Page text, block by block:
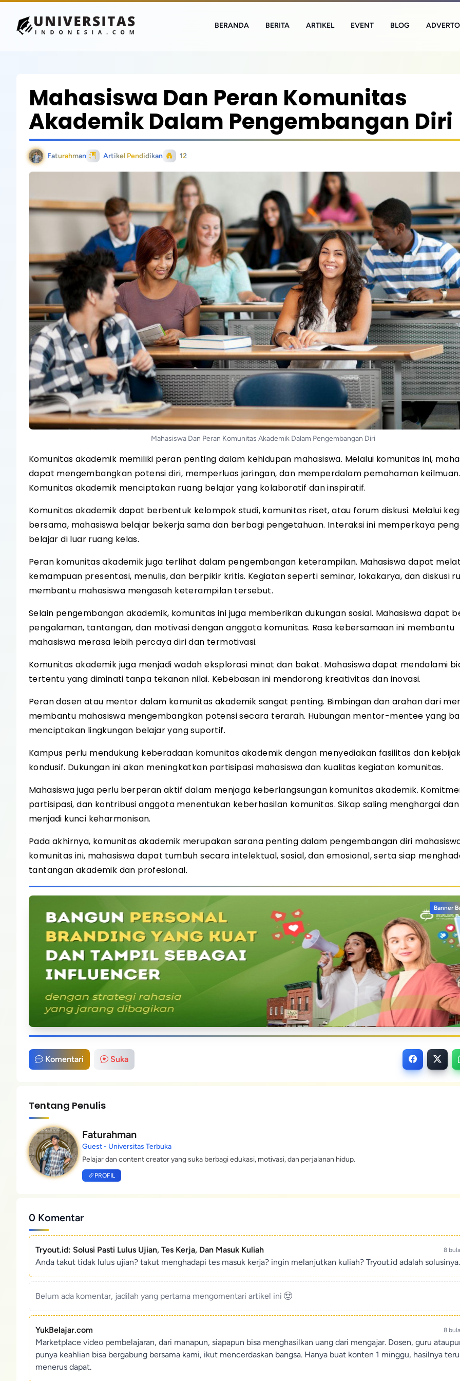
BERANDA BERITA ARTIKEL EVENT BLOG
Mahasiswa Dan Peran Komunitas
Akademik Dalam Pengembangan Diri
Faturahman Artikel Pendidikan 12
Mahasiswa Dan Peran Komunitas Akademik Dalam Pengembangan Diri
Komunitas akademik memiliki peran penting dalam kehidupan mahasiswa. Melalui komunitas ini,
dapat mengembangkan potensi diri, memperluas jaringan, dan memperdalam pemahaman keilmuan.
Komunitas akademik menciptakan ruang belajar yang kolaboratif dan inspiratif.
Komunitas akademik dapat berbentuk kelompok studi, komunitas riset, atau forum diskusi. Melalui
bersama, mahasiswa belajar bekerja sama dan berbagi pengetahuan. Interaksi ini memperkaya
belajar di luar ruang kelas.
Peran komunitas akademik juga terlihat dalam pengembangan keterampilan. Mahasiswa dapat
kemampuan presentasi, menulis, dan berpikir kritis. Kegiatan seperti seminar, lokakarya, dan diskusi
membantu mahasiswa mengasah keterampilan tersebut.
Selain pengembangan akademik, komunitas ini juga memberikan dukungan sosial. Mahasiswa dapat
pengalaman, tantangan, dan motivasi dengan anggota komunitas. Rasa kebersamaan ini membantu
mahasiswa merasa lebih percaya diri dan termotivasi.
Komunitas akademik juga menjadi wadah eksplorasi minat dan bakat. Mahasiswa dapat mendalami
tertentu yang diminati tanpa tekanan nilai. Kebebasan ini mendorong kreativitas dan inovasi.
Peran dosen atau mentor dalam komunitas akademik sangat penting. Bimbingan dan arahan dari
membantu mahasiswa mengembangkan potensi secara terarah. Hubungan mentor-mentee yang
menciptakan lingkungan belajar yang suportif.
Kampus perlu mendukung keberadaan komunitas akademik dengan menyediakan fasilitas dan
kondusif. Dukungan ini akan meningkatkan partisipasi mahasiswa dan kualitas kegiatan komunitas.
Mahasiswa juga perlu berperan aktif dalam menjaga keberlangsungan komunitas akademik.
partisipasi, dan kontribusi anggota menentukan keberhasilan komunitas. Sikap saling menghargai
menjadi kunci keharmonisan.
Pada akhirnya, komunitas akademik merupakan sarana penting dalam pengembangan diri
komunitas ini, mahasiswa dapat tumbuh secara intelektual, sosial, dan emosional, serta siap
tantangan akademik dan profesional.
Banner
Komentari Suka
Tentang Penulis
Faturahman
Guest - Universitas Terbuka
Pelajar dan content creator yang suka berbagi edukasi, motivasi, dan perjalanan hidup.
PROFIL
0 Komentar
Tryout.id: Solusi Pasti Lulus Ujian, Tes Kerja, Dan Masuk Kuliah 8
Anda takut tidak lulus ujian? takut menghadapi tes masuk kerja? ingin melanjutkan kuliah? Tryout.id adalah solusinya.
Belum ada komentar, jadilah yang pertama mengomentari artikel ini
YukBelajar.com 8
Marketplace video pembelajaran, dari manapun, siapapun bisa menghasilkan uang dari mengajar. Dosen, guru
punya keahlian bisa bergabung bersama kami, ikut mencerdaskan bangsa. Hanya buat konten 1 minggu, hasilnya
menerus dapat.